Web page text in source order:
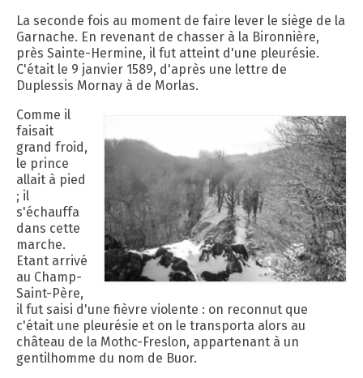
La seconde fois au moment de faire lever le siège de la
Garnache. En revenant de chasser à la Bironnière,
près Sainte-Hermine, il fut atteint d'une pleurésie.
C'était le 9 janvier 1589, d'après une lettre de
Duplessis Mornay à de Morlas.
Comme il
faisait
grand froid,
le prince
allait à pied
; il
s'échauffa
dans cette
marche.
Etant arrivé
au Champ-
Saint-Père,
il fut saisi d'une fièvre violente : on reconnut que
c'était une pleurésie et on le transporta alors au
château de la Mothc-Freslon, appartenant à un
gentilhomme du nom de Buor.